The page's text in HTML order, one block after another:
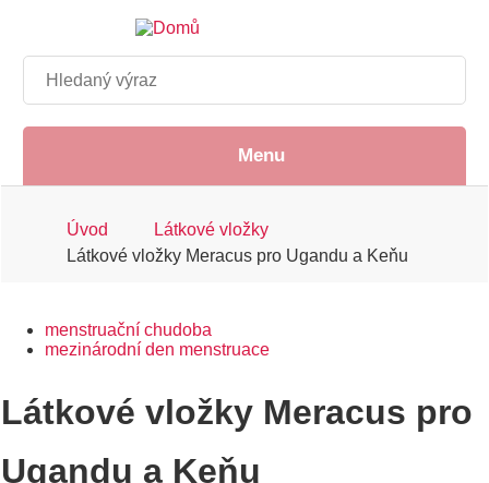
obsahu
Hledat
Menu
Drobečková
navigace
Úvod
Látkové vložky
Látkové vložky Meracus pro Ugandu a Keňu
menstruační chudoba
mezinárodní den menstruace
Látkové vložky Meracus pro
Ugandu a Keňu